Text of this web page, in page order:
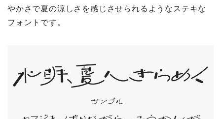
やかさで夏の涼しさを感じさせられるようなステキな
フォントです。